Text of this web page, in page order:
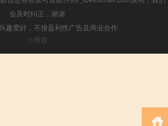
会及时纠正，谢谢
趣爱好，不接盈利性广告及商业合作
小男孩